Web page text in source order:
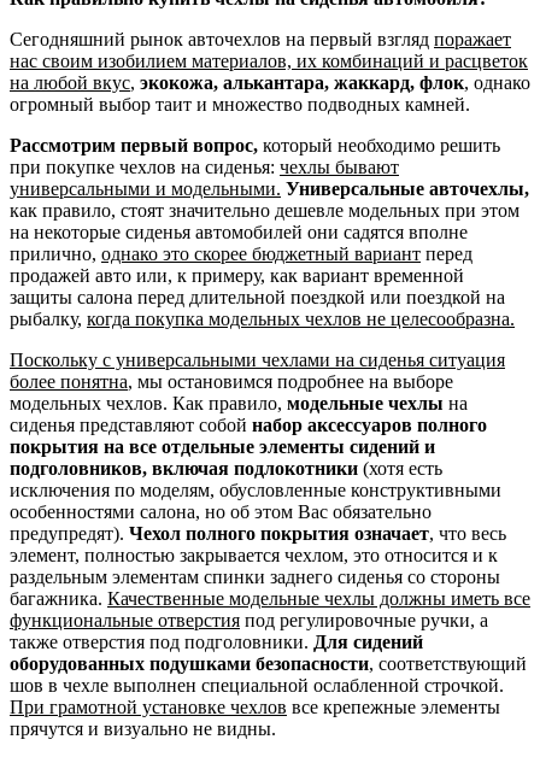
Сегодняшний рынок авточехлов на первый взгляд поражает
нас своим изобилием материалов, их комбинаций и расцветок
на любой вкус, экокожа, алькантара, жаккард, флок, однако
огромный выбор таит и множество подводных камней.
Рассмотрим первый вопрос, который необходимо решить
при покупке чехлов на сиденья: чехлы бывают
универсальными и модельными. Универсальные авточехлы,
как правило, стоят значительно дешевле модельных при этом
на некоторые сиденья автомобилей они садятся вполне
прилично, однако это скорее бюджетный вариант перед
продажей авто или, к примеру, как вариант временной
защиты салона перед длительной поездкой или поездкой на
рыбалку, когда покупка модельных чехлов не целесообразна.
Поскольку с универсальными чехлами на сиденья ситуация
более понятна, мы остановимся подробнее на выборе
модельных чехлов. Как правило, модельные чехлы на
сиденья представляют собой набор аксессуаров полного
покрытия на все отдельные элементы сидений и
подголовников, включая подлокотники (хотя есть
исключения по моделям, обусловленные конструктивными
особенностями салона, но об этом Вас обязательно
предупредят). Чехол полного покрытия означает, что весь
элемент, полностью закрывается чехлом, это относится и к
раздельным элементам спинки заднего сиденья со стороны
багажника. Качественные модельные чехлы должны иметь все
функциональные отверстия под регулировочные ручки, а
также отверстия под подголовники. Для сидений
оборудованных подушками безопасности, соответствующий
шов в чехле выполнен специальной ослабленной строчкой.
При грамотной установке чехлов все крепежные элементы
прячутся и визуально не видны.